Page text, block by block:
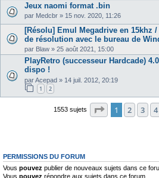
Jeux naomi format .bin
par Medcbr » 15 nov. 2020, 11:26
[Résolu] Emul Megadrive en 15khz
de résolution avec le bureau de
par Blaw » 25 août 2021, 15:00
PlayRetro (successeur Hardcade)
dispo !
parAcepad » 14 juil. 2012, 20:19
1 2
1553 sujets Page 1sur32
1 2 3 4
PERMISSIONS DU FORUM
Vous pouvez publier de nouveaux sujets dans ce
Vous pouvez répondre aux sujets dans ce forum